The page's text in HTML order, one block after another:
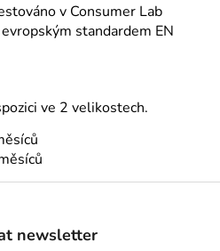
v Consumer Lab
standardem EN
ve 2 velikostech.
newsletter